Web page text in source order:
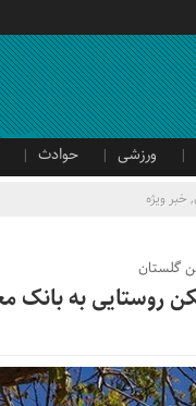
ورزشی حوادث
,خبر ویژه
گلستان